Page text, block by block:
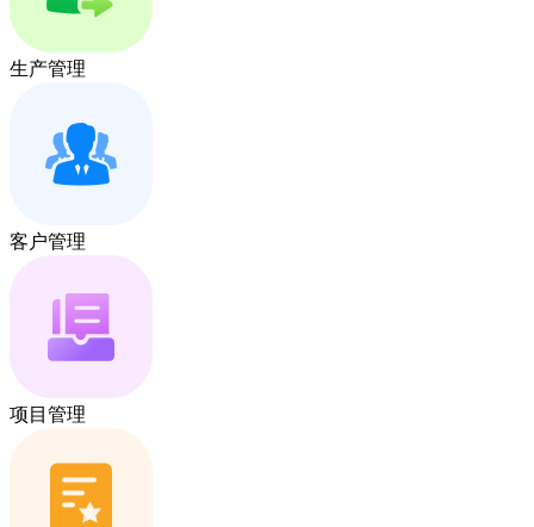
生产管理
客户管理
项目管理